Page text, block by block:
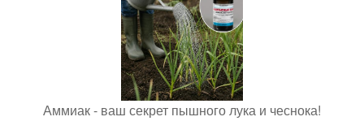
Аммиак - ваш секрет пышного лука и чеснока!